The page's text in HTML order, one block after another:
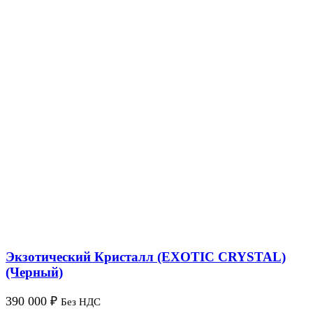
Экзотический Кристалл (EXOTIC CRYSTAL)
(Черный)
390 000 ₽ Без НДС